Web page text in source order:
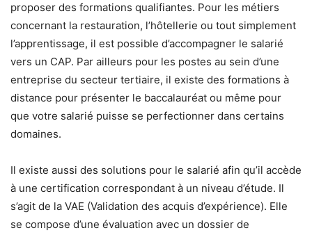
proposer des formations qualifiantes. Pour les métiers
concernant la restauration, l’hôtellerie ou tout simplement
l’apprentissage, il est possible d’accompagner le salarié
vers un CAP. Par ailleurs pour les postes au sein d’une
entreprise du secteur tertiaire, il existe des formations à
distance pour présenter le baccalauréat ou même pour
que votre salarié puisse se perfectionner dans certains
domaines.
Il existe aussi des solutions pour le salarié afin qu’il accède
à une certification correspondant à un niveau d’étude. Il
s’agit de la VAE (Validation des acquis d’expérience). Elle
se compose d’une évaluation avec un dossier de